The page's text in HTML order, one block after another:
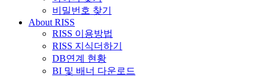
비밀번호 찾기
About RISS
RISS 이용방법
RISS 지식더하기
DB연계 현황
BI 및 배너 다운로드